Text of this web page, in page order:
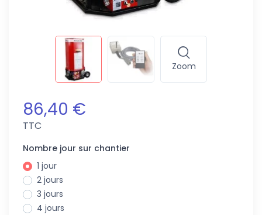
Zoom
86,40 €
TTC
Nombre jour sur chantier
1 jour
2 jours
3 jours
4 jours